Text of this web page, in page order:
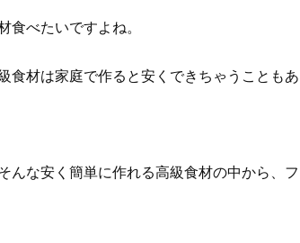
食べたいですよね。
食材は家庭で作ると安くできちゃうこともあ
んな安く簡単に作れる高級食材の中から、